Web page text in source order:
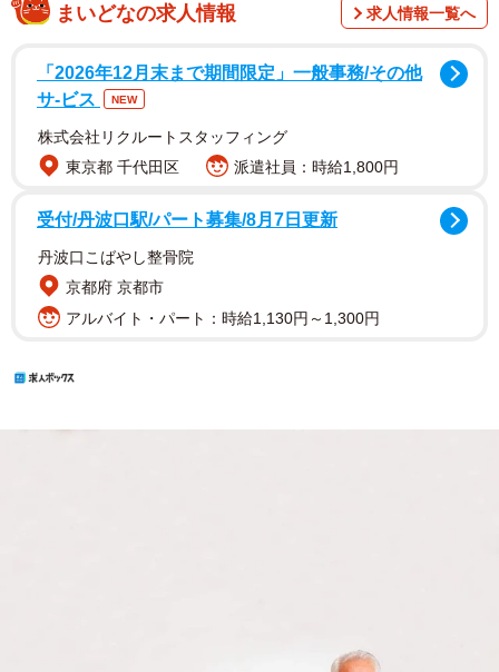
まいどなの求人情報 求人情報一覧へ
「2026年12月末まで期間限定」一般事務/その他
サ-ビス
NEW
株式会社リクルートスタッフィング
東京都 千代田区
派遣社員：時給1,800円
受付/丹波口駅/パート募集/8月7日更新
丹波口こばやし整骨院
京都府 京都市
アルバイト・パート：時給1,130円～1,300円